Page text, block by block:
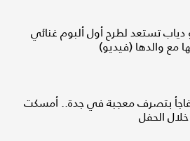
دياب تستعد لطرح أول ألبوم غنائي
مع والدها (فيديو)
بتصرف معجبة في جدة.. أمسكت
الحفل